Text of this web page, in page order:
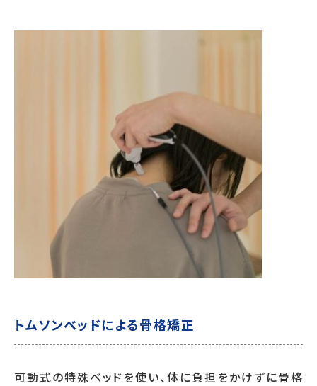
トムソンベッドによる骨格矯正
可動式の特殊ベッドを使い、体に負担をかけずに骨格